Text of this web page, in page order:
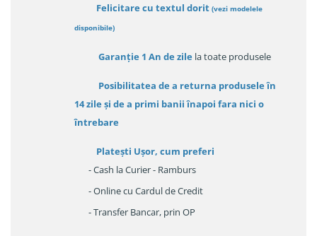
Felicitare cu textul dorit (vezi modelele
disponibile)
Garanție 1 An de zile la toate produsele
Posibilitatea de a returna produsele în
14 zileși de a primi banii înapoi fara nici o
întrebare
Platești Ușor, cum preferi
- Cash la Curier - Ramburs
- Online cu Cardul de Credit
- Transfer Bancar, prin OP